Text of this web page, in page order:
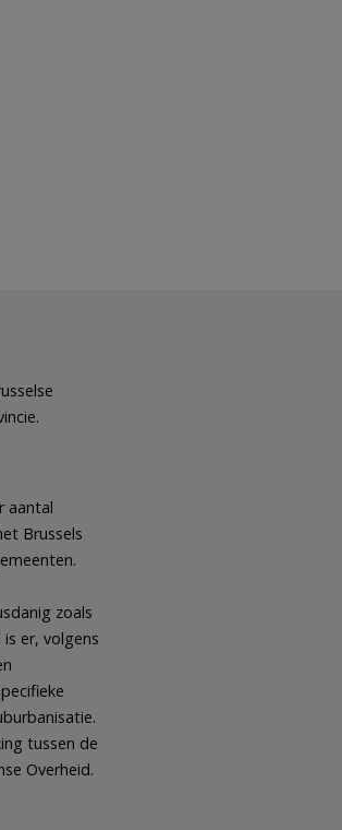
aantal
Brussels
zoals
er, volgens
tussen de
Overheid.